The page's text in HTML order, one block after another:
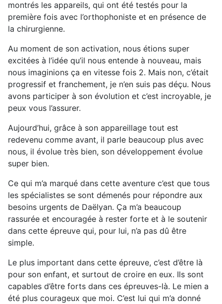
montrés les appareils, qui ont été testés pour la
première fois avec l’orthophoniste et en présence de
la chirurgienne.
Au moment de son activation, nous étions super
excitées à l’idée qu’il nous entende à nouveau, mais
nous imaginions ça en vitesse fois 2. Mais non, c’était
progressif et franchement, je n’en suis pas déçu. Nous
avons participer à son évolution et c’est incroyable, je
peux vous l’assurer.
Aujourd’hui, grâce à son appareillage tout est
redevenu comme avant, il parle beaucoup plus avec
nous, il évolue très bien, son développement évolue
super bien.
Ce qui m’a marqué dans cette aventure c’est que tous
les spécialistes se sont démenés pour répondre aux
besoins urgents de Daëlyan. Ça m’a beaucoup
rassurée et encouragée à rester forte et à le soutenir
dans cette épreuve qui, pour lui, n’a pas dû être
simple.
Le plus important dans cette épreuve, c’est d’être là
pour son enfant, et surtout de croire en eux. Ils sont
capables d’être forts dans ces épreuves-là. Le mien a
été plus courageux que moi. C’est lui qui m’a donné